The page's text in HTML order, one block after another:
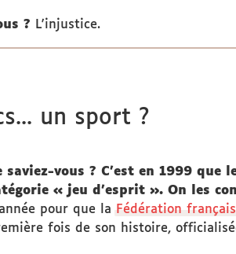
? L'injustice.
un sport ?
saviez-vous ? C'est en 1999
« jeu d’esprit ». On les
pour que la Fédération
fois de son histoire,